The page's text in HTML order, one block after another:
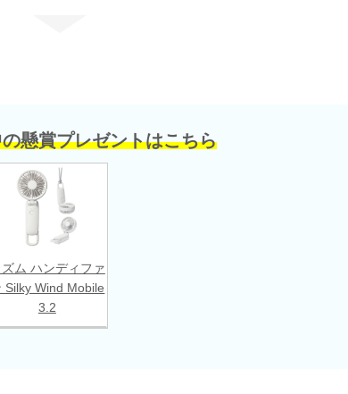
懸賞プレゼントはこちら
ズム ハンディファ
Silky Wind Mobile
3.2